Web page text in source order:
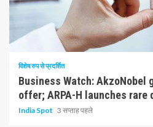
10 न्यूनतम पढ़ा
विशेष रुप से प्रदर्शित
Business Watch: AkzoNobel
offer; ARPA-H launches rare
India Spot 3 सप्ताह पहले